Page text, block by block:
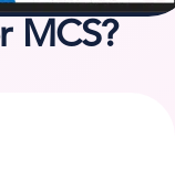
MCS?